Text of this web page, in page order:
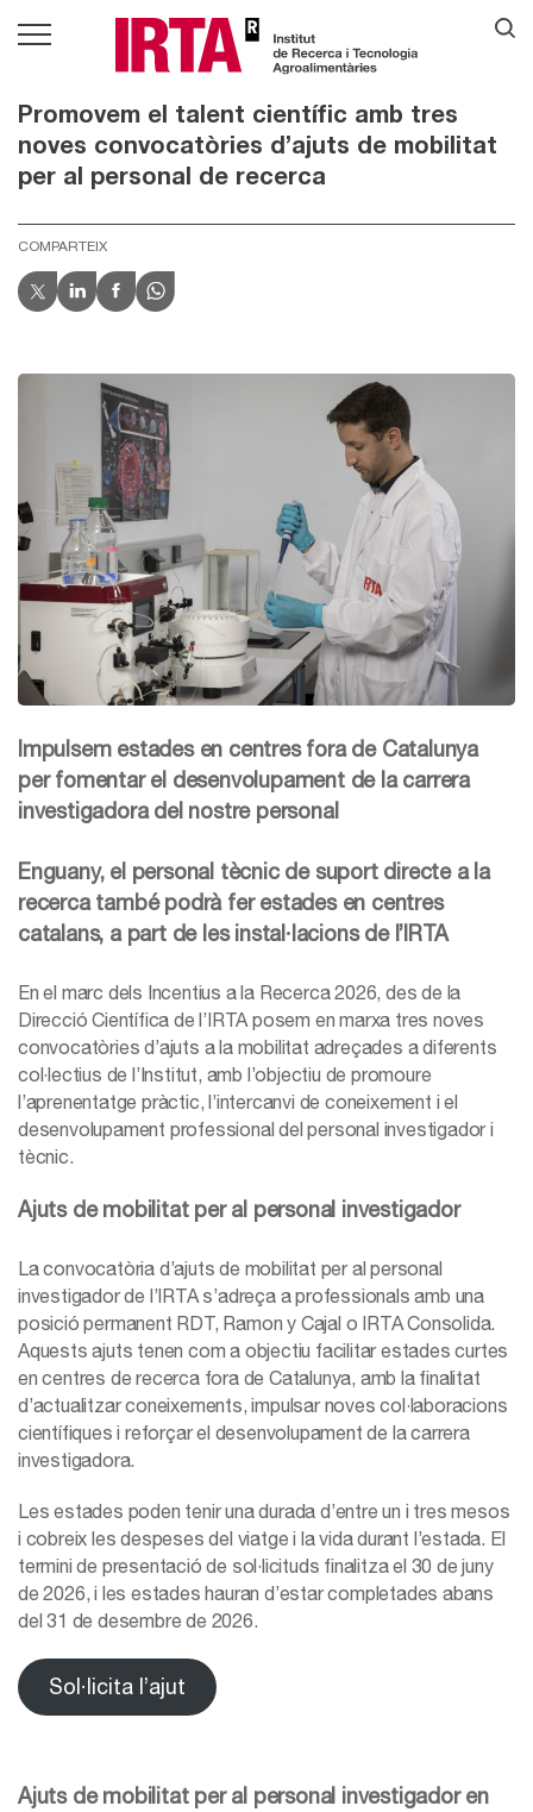
Promovem el talent científic amb tres
noves convocatòries d’ajuts de mobilitat
per al personal de recerca
COMPARTEIX
Impulsem estades en centres fora de Catalunya
per fomentar el desenvolupament de la carrera
investigadora del nostre personal
Enguany, el personal tècnic de suport directe a la
recerca també podrà fer estades en centres
catalans, a part de les instal·lacions de l’IRTA
En el marc dels Incentius a la Recerca 2026, des de la
Direcció Científica de l’IRTA posem en marxa tres noves
convocatòries d’ajuts a la mobilitat adreçades a diferents
col·lectius de l’Institut, amb l’objectiu de promoure
l’aprenentatge pràctic, l’intercanvi de coneixement i el
desenvolupament professional del personal investigador i
tècnic.
Ajuts de mobilitat per al personal investigador
La convocatòria d’ajuts de mobilitat per al personal
investigador de l’IRTA s’adreça a professionals amb una
posició permanent RDT, Ramon y Cajal o IRTA Consolida.
Aquests ajuts tenen com a objectiu facilitar estades curtes
en centres de recerca fora de Catalunya, amb la finalitat
d’actualitzar coneixements, impulsar noves col·laboracions
científiques i reforçar el desenvolupament de la carrera
investigadora.
Les estades poden tenir una durada d’entre un i tres mesos
i cobreix les despeses del viatge i la vida durant l’estada. El
termini de presentació de sol·licituds finalitza el 30 de juny
de 2026, i les estades hauran d’estar completades abans
del 31 de desembre de 2026.
Sol·licita l’ajut
Ajuts de mobilitat per al personal investigador en